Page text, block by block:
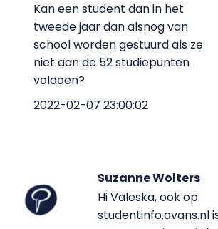
Kan een student dan in het
tweede jaar dan alsnog van
school worden gestuurd als ze
niet aan de 52 studiepunten
voldoen?
2022-02-07 23:00:02
Suzanne Wolters
Hi Valeska, ook op
studentinfo.avans.nl